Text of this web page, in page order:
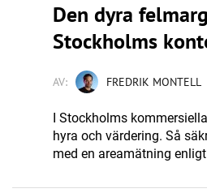
Den dyra
Stockholms
AV: FREDRIK MONTELL
I Stockholms
hyra och värdering. Så
med en areamätning